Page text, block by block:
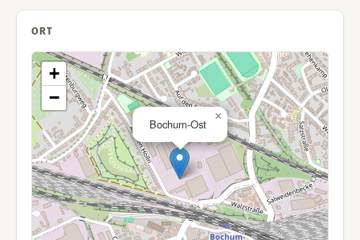
ORT
Bochum-Ost
×
+
−